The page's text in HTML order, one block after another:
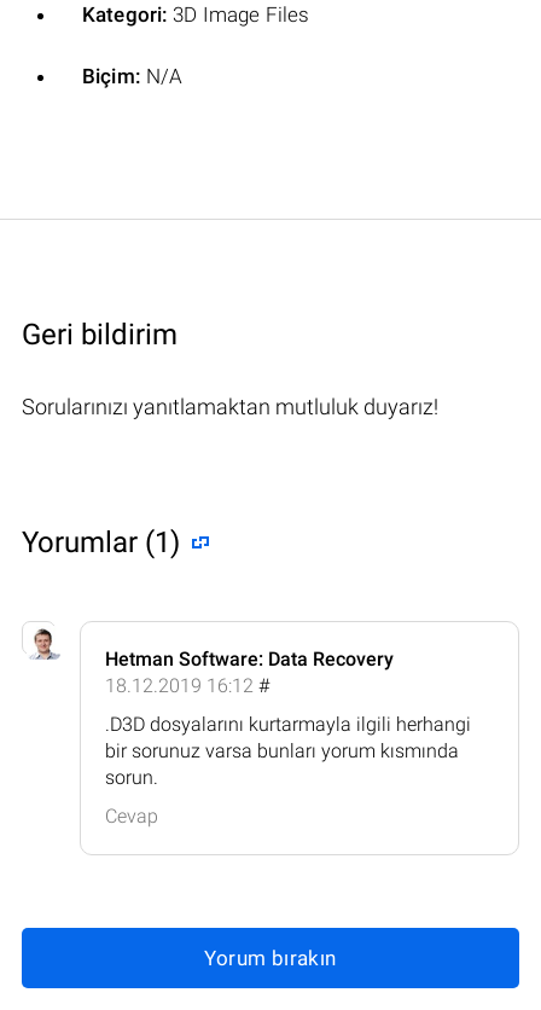
Kategori: 3D Image Files
Biçim: N/A
Geri bildirim
Sorularınızı yanıtlamaktan mutluluk duyarız!
Yorumlar (1)
Hetman Software: Data Recovery
18.12.2019 16:12 #
.D3D dosyalarını kurtarmayla ilgili herhangi
bir sorunuz varsa bunları yorum kısmında
sorun.
Cevap
Yorum bırakın